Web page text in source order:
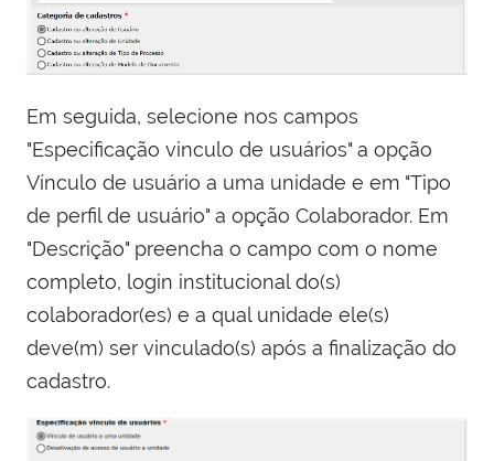
Em seguida, selecione nos campos
"Especificação vinculo de usuários" a opção
Vínculo de usuário a uma unidade e em "Tipo
de perfil de usuário" a opção Colaborador. Em
"Descrição" preencha o campo com o nome
completo, login institucional do(s)
colaborador(es) e a qual unidade ele(s)
deve(m) ser vinculado(s) após a finalização do
cadastro.